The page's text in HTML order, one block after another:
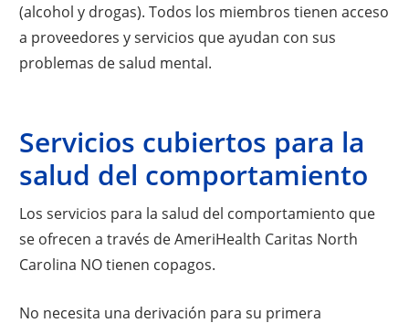
(alcohol y drogas). Todos los miembros tienen acceso
a proveedores y servicios que ayudan con sus
problemas de salud mental.
Servicios cubiertos para la
salud del comportamiento
Los servicios para la salud del comportamiento que
se ofrecen a través de AmeriHealth Caritas North
Carolina NO tienen copagos.
No necesita una derivación para su primera